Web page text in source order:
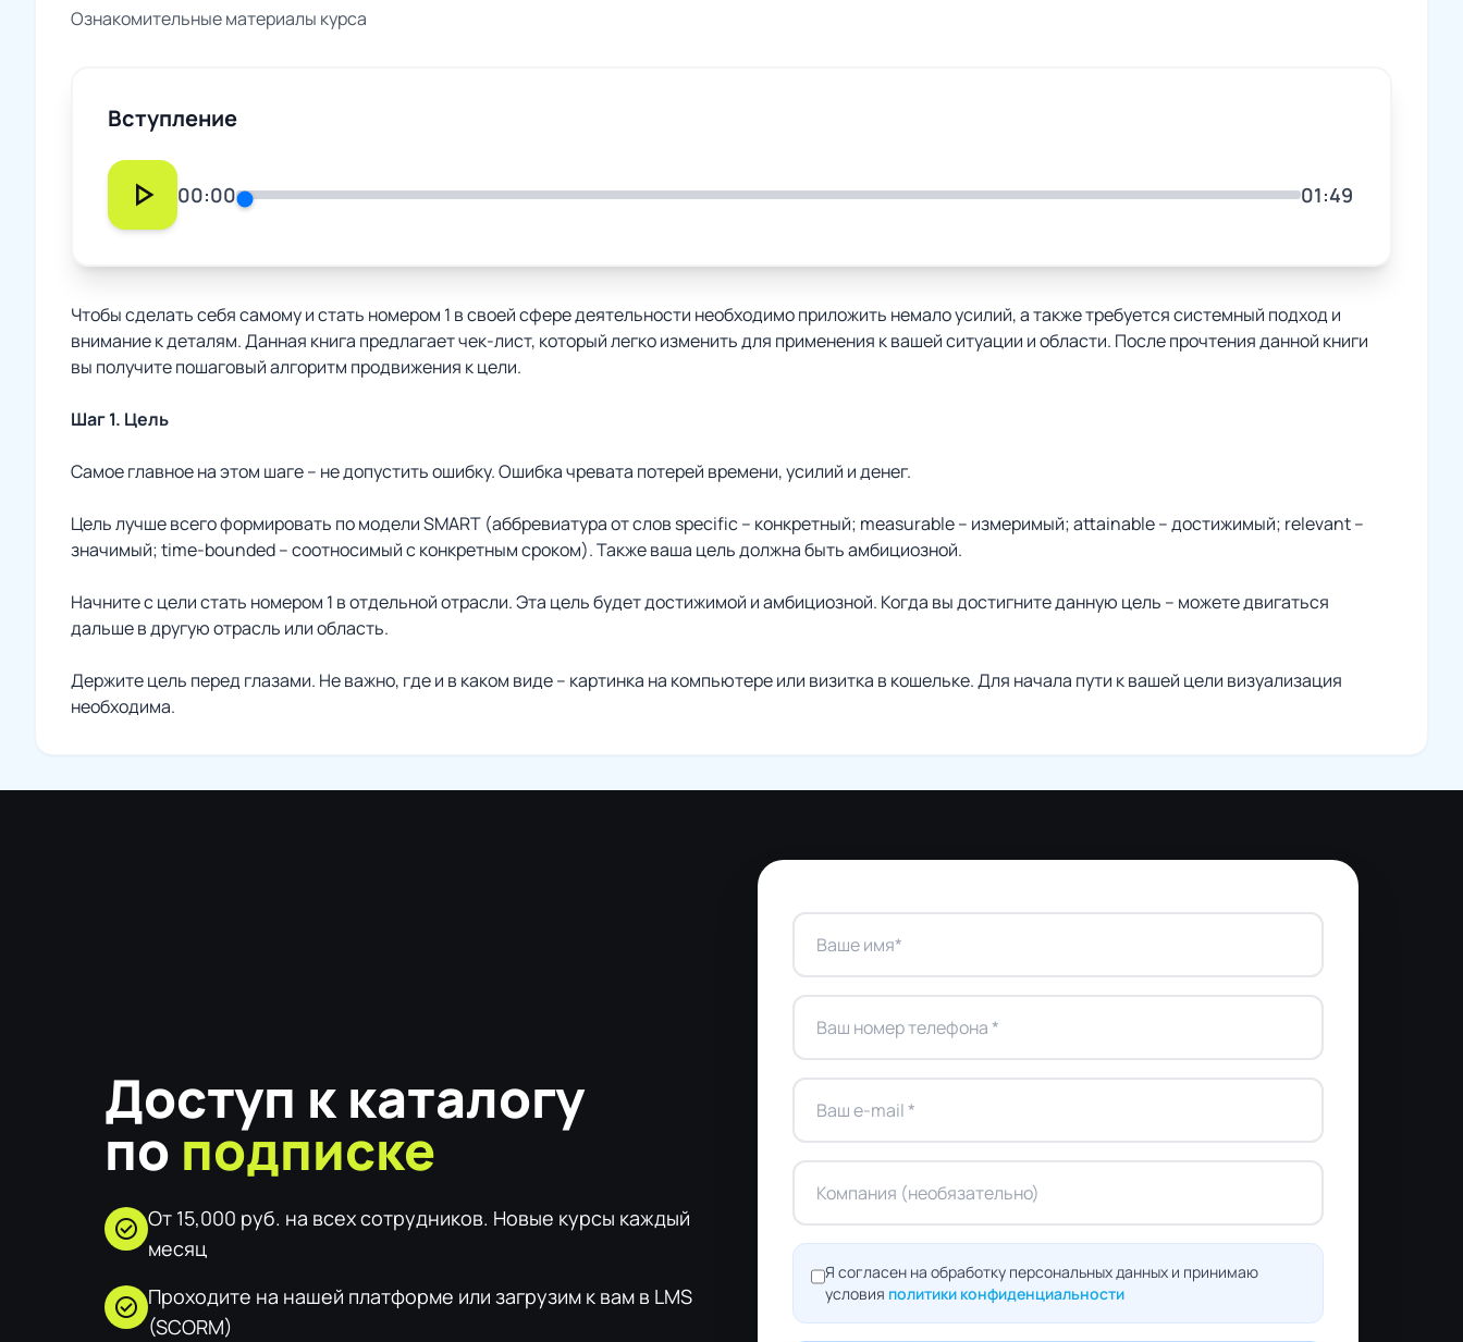
Ознакомительные материалы курса
Вступление
play_arrow 00:00 01:49
Чтобы сделать себя самому и стать номером 1 в своей сфере деятельности необходимо приложить немало усилий, а также требуется системный подход и
внимание к деталям. Данная книга предлагает чек-лист, который легко изменить для применения к вашей ситуации и области. После прочтения данной книги
вы получите пошаговый алгоритм продвижения к цели.
Шаг 1. Цель
Самое главное на этом шаге – не допустить ошибку. Ошибка чревата потерей времени, усилий и денег.
Цель лучше всего формировать по модели SMART (аббревиатура от слов specific – конкретный; measurable – измеримый; attainable – достижимый; relevant –
значимый; time-bounded – соотносимый с конкретным сроком). Также ваша цель должна быть амбициозной.
Начните с цели стать номером 1 в отдельной отрасли. Эта цель будет достижимой и амбициозной. Когда вы достигните данную цель – можете двигаться
дальше в другую отрасль или область.
Держите цель перед глазами. Не важно, где и в каком виде – картинка на компьютере или визитка в кошельке. Для начала пути к вашей цели визуализация
необходима.
Доступ к каталогу
по подписке
check_circle От 15,000 руб. на всех сотрудников. Новые курсы каждый
месяц
check_circle Проходите на нашей платформе или загрузим к вам в LMS
(SCORM)
Я согласен на обработку персональных данных и принимаю
условия политики конфиденциальности